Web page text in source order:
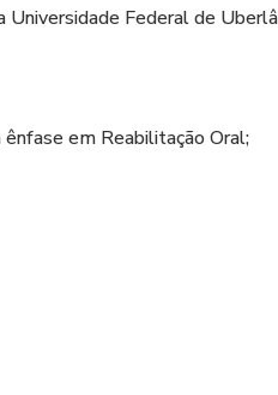
Federal de
em Reabilitação Oral;